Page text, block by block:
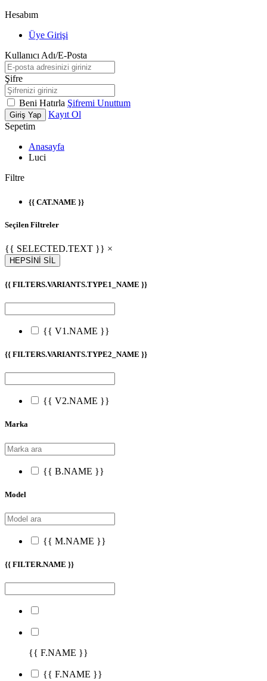
Hesabım
Üye Girişi
Kullanıcı Adı/E-Posta
Şifre
Beni Hatırla Şifremi Unuttum
Giriş Yap
Kayıt Ol
Sepetim
Anasayfa
Luci
Filtre
{{ CAT.NAME }}
Seçilen Filtreler
{{ SELECTED.TEXT }} ×
HEPSİNİ SİL
{{ FILTERS.VARIANTS.TYPE1_NAME }}
{{ V1.NAME }}
{{ FILTERS.VARIANTS.TYPE2_NAME }}
{{ V2.NAME }}
Marka
{{ B.NAME }}
Model
{{ M.NAME }}
{{ FILTER.NAME }}
{{ F.NAME }}
{{ F.NAME }}